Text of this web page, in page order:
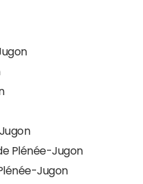
Plénée-Jugon
Jugon